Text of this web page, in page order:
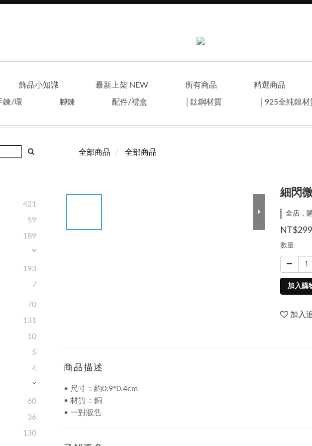
飾品小知識 最新上架 NEW 所有商品 精選商品
鍊/環 腳鍊 配件/禮盒 │鈦鋼材質 │925全純銀材
421
59
189
193
7
70
131
10
5
4
60
36
130
全部商品 全部商品
細閃
全店，
NT$299
數量
加入購
加入
商品描述
• 尺寸：約0.9*0.4cm
• 材質：銅
• 一對販售